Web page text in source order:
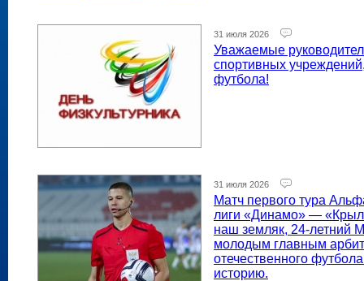
31 июля 2026
Уважаемые
спортивных
футбола!
31 июля 2026
Матч первого тура
лиги «Динамо» —
наш земляк, 24-летний
молодым главным
отечественного
историю.